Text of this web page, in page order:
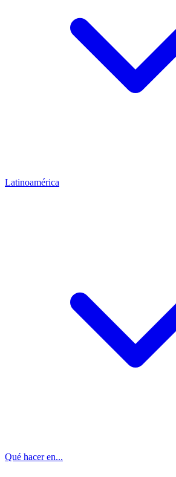
Latinoamérica
Qué hacer en...